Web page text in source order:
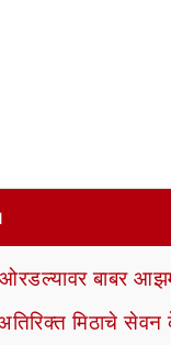
बाबर
मिठाचे सेवन